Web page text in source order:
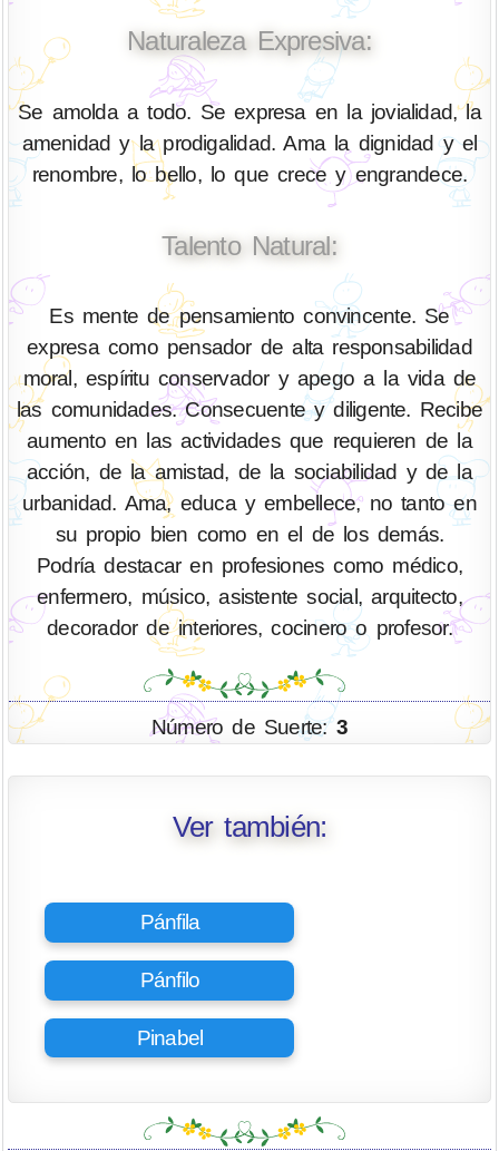
Naturaleza Expresiva:
Se amolda a todo. Se expresa en la jovialidad, la
amenidad y la prodigalidad. Ama la dignidad y el
renombre, lo bello, lo que crece y engrandece.
Talento Natural:
Es mente de pensamiento convincente. Se
expresa como pensador de alta responsabilidad
moral, espíritu conservador y apego a la vida de
las comunidades. Consecuente y diligente. Recibe
aumento en las actividades que requieren de la
acción, de la amistad, de la sociabilidad y de la
urbanidad. Ama, educa y embellece, no tanto en
su propio bien como en el de los demás.
Podría destacar en profesiones como médico,
enfermero, músico, asistente social, arquitecto,
decorador de interiores, cocinero o profesor.
Número de Suerte: 3
Ver también:
Pánfila
Pánfilo
Pinabel